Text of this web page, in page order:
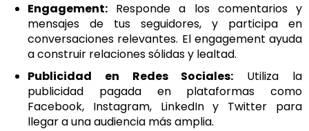
Engagement: Responde a los comentarios y
mensajes de tus seguidores, y participa en
conversaciones relevantes. El engagement ayuda
a construir relaciones sólidas y lealtad.
Publicidad en Redes Sociales: Utiliza la
publicidad pagada en plataformas como
Facebook, Instagram, LinkedIn y Twitter para
llegar a una audiencia más amplia.